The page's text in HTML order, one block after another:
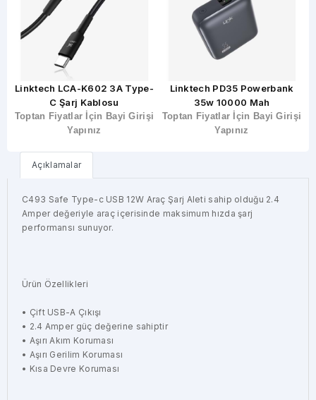
Linktech LCA-K602 3A Type-
C Şarj Kablosu
Toptan Fiyatlar İçin Bayi Girişi
Yapınız
Linktech PD35 Powerbank
35w 10000 Mah
Toptan Fiyatlar İçin Bayi Girişi
Yapınız
Açıklamalar
C493 Safe Type-c USB 12W Araç Şarj Aleti sahip olduğu 2.4
Amper değeriyle araç içerisinde maksimum hızda şarj
performansı sunuyor.
Ürün Özellikleri
• Çift USB-A Çıkışı
• 2.4 Amper güç değerine sahiptir
• Aşırı Akım Koruması
• Aşırı Gerilim Koruması
• Kısa Devre Koruması